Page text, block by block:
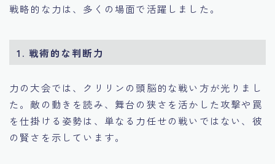
戦略的な力は、多くの場面で活躍しました。
1. 戦術的な判断力
力の大会では、クリリンの頭脳的な戦い方が光りまし
た。敵の動きを読み、舞台の狭さを活かした攻撃や罠
を仕掛ける姿勢は、単なる力任せの戦いではない、彼
の賢さを示しています。